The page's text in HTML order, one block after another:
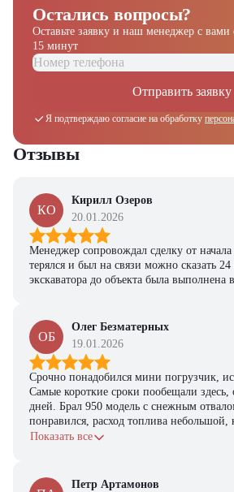
Остались вопросы?
Оставьте заявку и наш менеджер с вами
15 минут
Отправить заявку
Я подтверждаю согласие на обработку
Отзывы
КО
Кирилл Озеров
20.01.2026
Менеджер сопровождал сделку от
терялся и был на связи можно сказать
экскаватора до объекта была выполнена
ОБ
Олег Безматерных
19.01.2026
Срочно понадобился мини погрузчик,
Самые короткие сроки пообещали здесь,
дней. Брал 950 модель с снежным
понравился, расход топлива небольшой,
с задачами справляется.
Показать все
Петр Артамонов